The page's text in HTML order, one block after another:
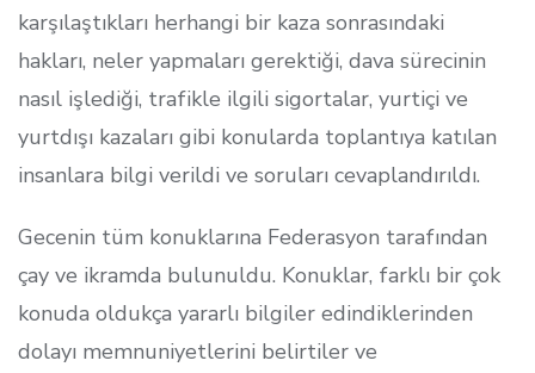
karşılaştıkları herhangi bir kaza sonrasındaki
hakları, neler yapmaları gerektiği, dava sürecinin
nasıl işlediği, trafikle ilgili sigortalar, yurtiçi ve
yurtdışı kazaları gibi konularda toplantıya katılan
insanlara bilgi verildi ve soruları cevaplandırıldı.
Gecenin tüm konuklarına Federasyon tarafından
çay ve ikramda bulunuldu. Konuklar, farklı bir çok
konuda oldukça yararlı bilgiler edindiklerinden
dolayı memnuniyetlerini belirtiler ve